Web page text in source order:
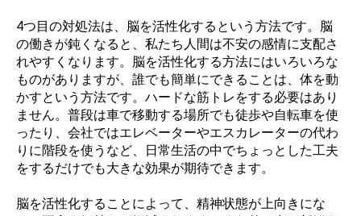
4つ目の対処法は、脳を活性化するという方法です。脳
の働きが鈍くなると、私たち人間は不安の感情に支配さ
れやすくなります。脳を活性化する方法にはいろいろな
ものがありますが、誰でも簡単にできることは、体を動
かすという方法です。ハードな筋トレをする必要はあり
ません。普段は車で移動する場所でも徒歩や自転車を使
ったり、会社ではエレベーターやエスカレーターの代わ
りに階段を使うなど、日常生活の中でちょっとした工夫
をするだけでも大きな効果が期待できます。
脳を活性化することによって、精神状態が上向きにな